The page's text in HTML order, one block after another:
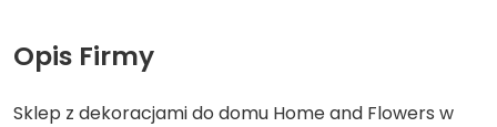
Opis Firmy
Sklep z dekoracjami do domu Home and Flowers w